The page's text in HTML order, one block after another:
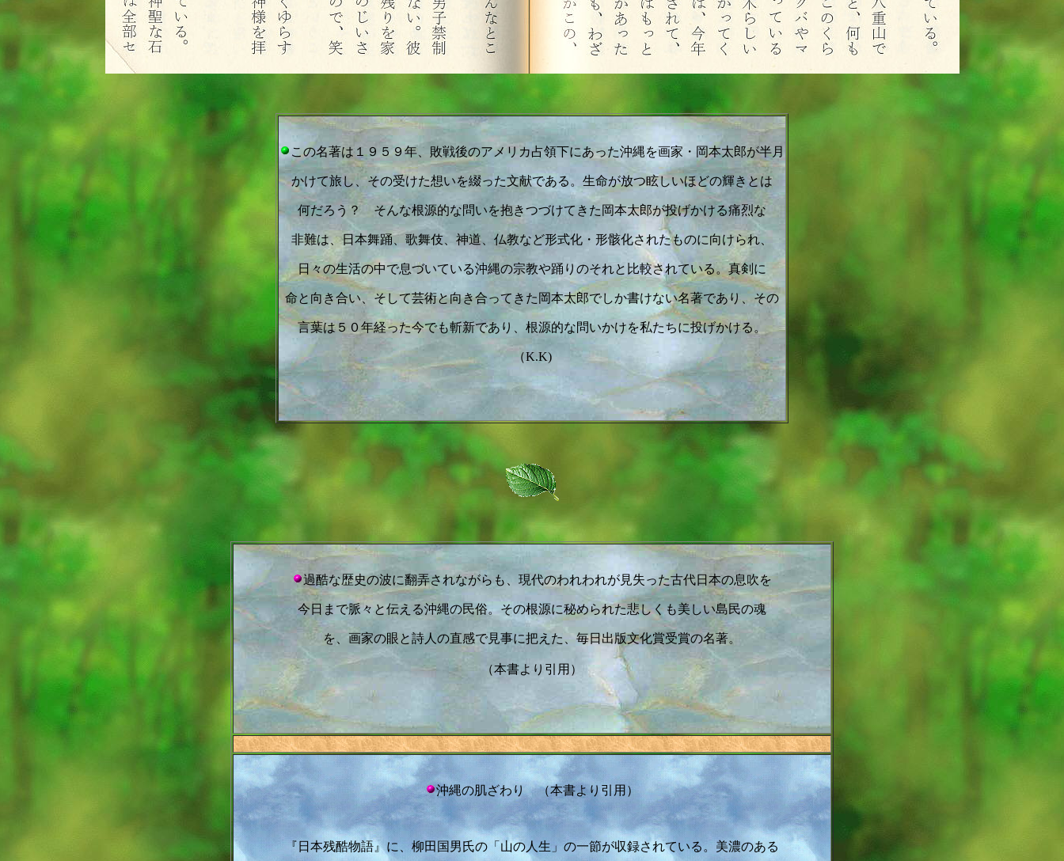
この名著は１９５９年、敗戦後のアメリカ占領下にあった沖縄を画家・岡本太郎が半月
かけて旅し、その受けた想いを綴った文献である。生命が放つ眩しいほどの輝きとは
何だろう？ そんな根源的な問いを抱きつづけてきた岡本太郎が投げかける痛烈な
非難は、日本舞踊、歌舞伎、神道、仏教など形式化・形骸化されたものに向けられ、
日々の生活の中で息づいている沖縄の宗教や踊りのそれと比較されている。真剣に
命と向き合い、そして芸術と向き合ってきた岡本太郎でしか書けない名著であり、その
言葉は５０年経った今でも斬新であり、根源的な問いかけを私たちに投げかける。
（K.K)
過酷な歴史の波に翻弄されながらも、現代のわれわれが見失った古代日本の息吹を
今日まで脈々と伝える沖縄の民俗。その根源に秘められた悲しくも美しい島民の魂
を、画家の眼と詩人の直感で見事に把えた、毎日出版文化賞受賞の名著。
（本書より引用）
沖縄の肌ざわり （本書より引用）
『日本残酷物語』に、柳田国男氏の「山の人生」の一節が収録されている。美濃のある